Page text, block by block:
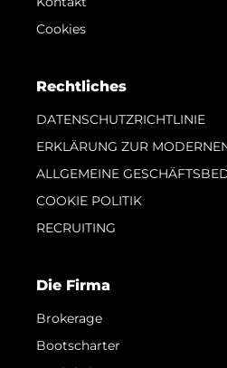
Cookies
Rechtliches
DATENSCHUTZRICHTLINIE
ERKLÄRUNG ZUR
ALLGEMEINE
COOKIE POLITIK
RECRUITING
Die Firma
Brokerage
Bootscharter